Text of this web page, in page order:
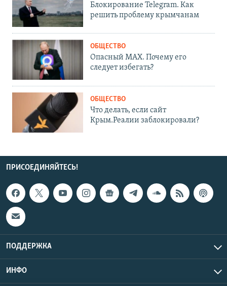
Блокирование Telegram. Как
решить проблему крымчанам
ОБЩЕСТВО
Опасный MAX. Почему его
следует избегать?
ОБЩЕСТВО
Что делать, если сайт
Крым.Реалии заблокировали?
ПРИСОЕДИНЯЙТЕСЬ!
ПОДДЕРЖКА
ИНФО